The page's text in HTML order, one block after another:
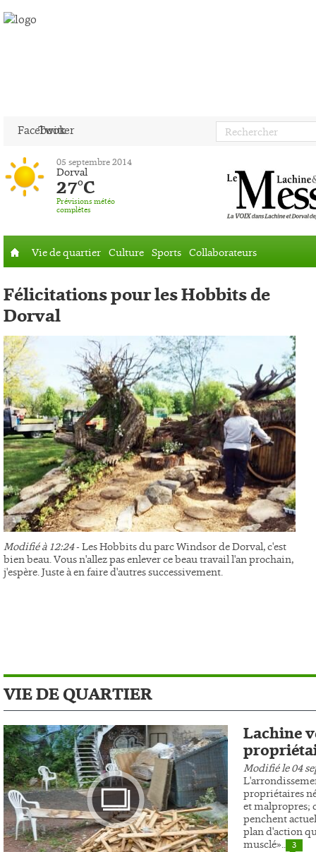
Facebook
Twitter
05 septembre 2014
Dorval
27°C
Prévisions météo
complètes
Vie de quartier Culture Sports Collaborateurs
Félicitations pour les Hobbits de
Dorval
Modifié à 12:24- Les Hobbits du parc Windsor de Dorval, c'est
bien beau. Vous n'allez pas enlever ce beau travail l'an prochain,
j'espère. Juste à en faire d'autres successivement.
VIE DE QUARTIER
Lachine
Modifié le 04
propriétaires
et malpropres;
penchent
plan d'action
musclé».. 3